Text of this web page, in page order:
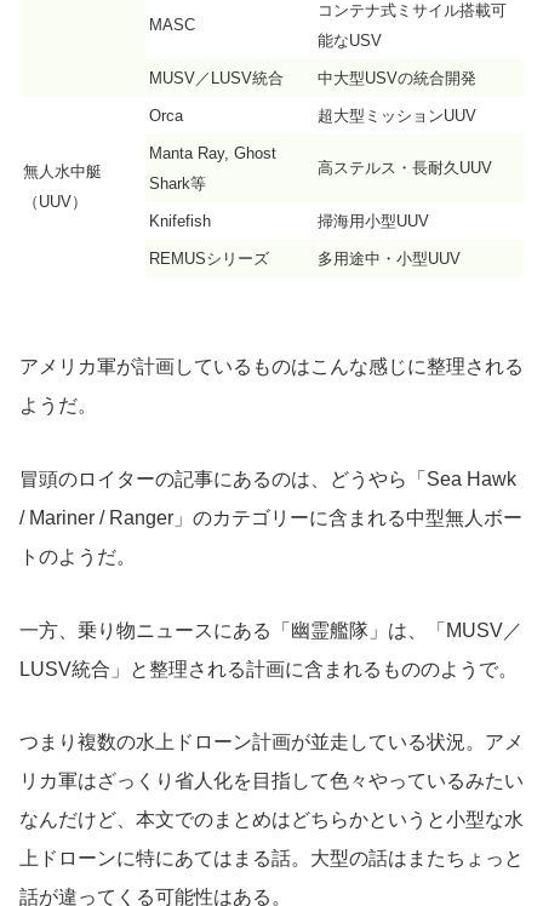
MASC
コンテナ式ミサイル搭載可
能なUSV
MUSV／LUSV統合 中大型USVの統合開発
無人水中艇
（UUV）
Orca 超大型ミッションUUV
Manta Ray, Ghost
Shark等
高ステルス・長耐久UUV
Knifefish 掃海用小型UUV
REMUSシリーズ 多用途中・小型UUV
アメリカ軍が計画しているものはこんな感じに整理される
ようだ。
冒頭のロイターの記事にあるのは、どうやら「Sea Hawk
/ Mariner / Ranger」のカテゴリーに含まれる中型無人ボー
トのようだ。
一方、乗り物ニュースにある「幽霊艦隊」は、「MUSV／
LUSV統合」と整理される計画に含まれるもののようで。
つまり複数の水上ドローン計画が並走している状況。アメ
リカ軍はざっくり省人化を目指して色々やっているみたい
なんだけど、本文でのまとめはどちらかというと小型な水
上ドローンに特にあてはまる話。大型の話はまたちょっと
話が違ってくる可能性はある。